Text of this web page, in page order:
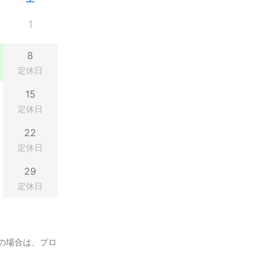
1
8
定休日
15
定休日
22
定休日
29
定休日
場合は、プロ